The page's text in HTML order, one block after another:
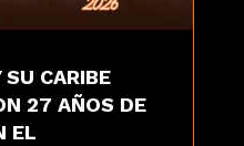
CARIBE
27 AÑOS DE
EL